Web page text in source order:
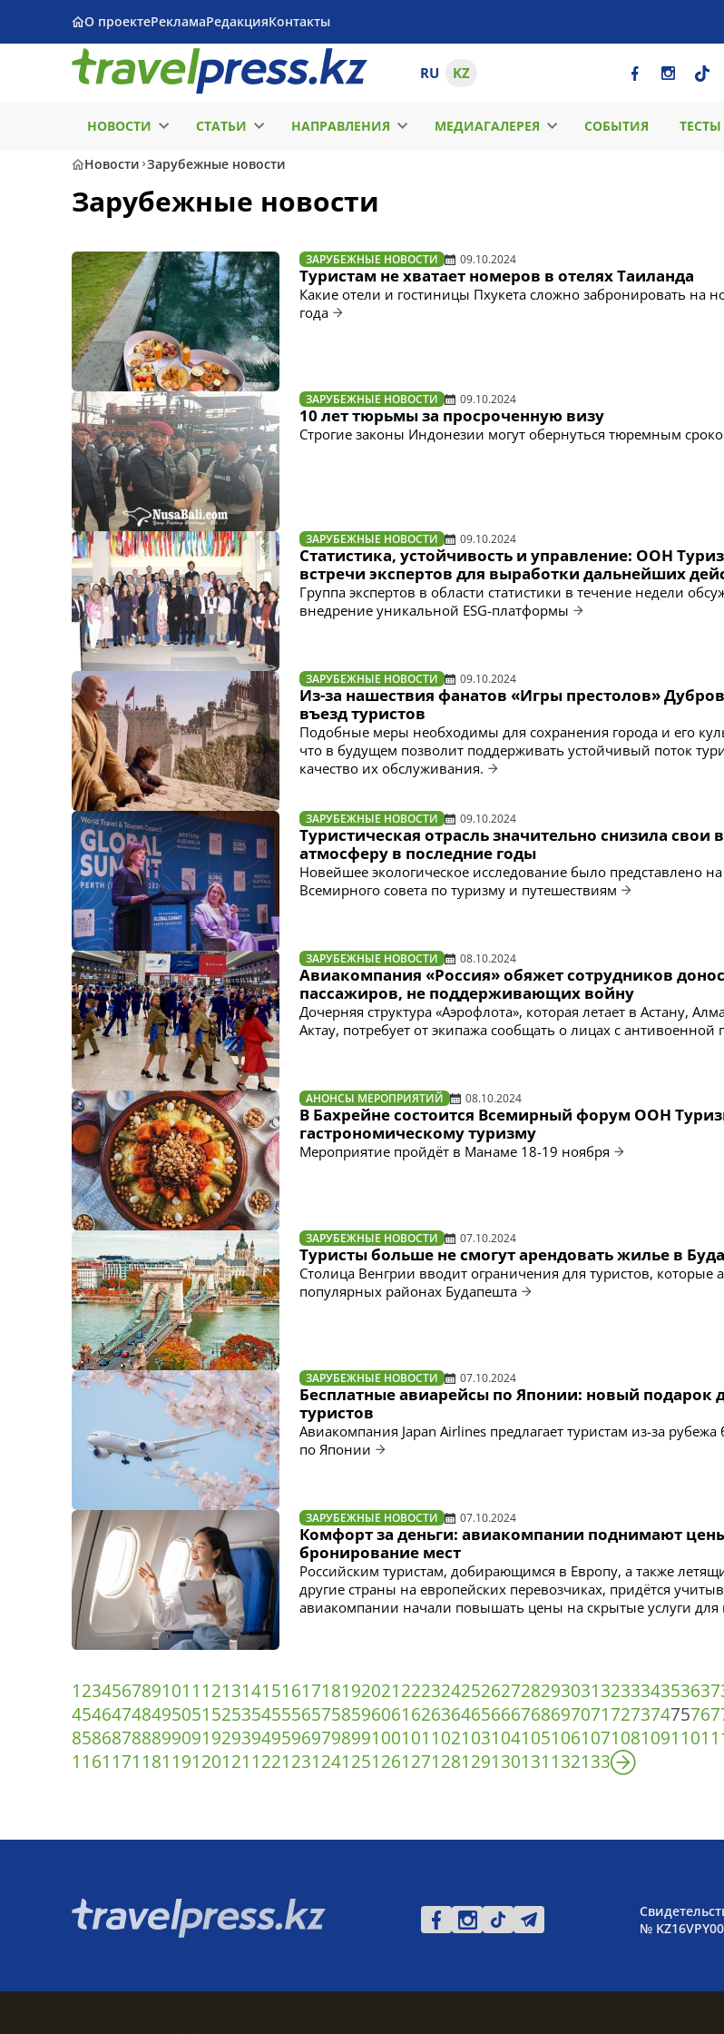
О проектеРекламаРедакцияКонтакты
RU KZ
НОВОСТИ СТАТЬИ НАПРАВЛЕНИЯ МЕДИАГАЛЕРЕЯ СОБЫТИЯ ТЕСТЫ
Новости Зарубежные новости
Зарубежные новости
ЗАРУБЕЖНЫЕ НОВОСТИ 09.10.2024
Туристам не хватает номеров в отелях Таиланда
Какие отели и гостиницы Пхукета сложно забронировать на
года
ЗАРУБЕЖНЫЕ НОВОСТИ 09.10.2024
10 лет тюрьмы за просроченную визу
Строгие законы Индонезии могут обернуться тюремным
ЗАРУБЕЖНЫЕ НОВОСТИ 09.10.2024
Статистика, устойчивость и управление: ООН
встречи экспертов для выработки дальнейших
Группа экспертов в области статистики в течение недели
внедрение уникальной ESG-платформы
ЗАРУБЕЖНЫЕ НОВОСТИ 09.10.2024
Из-за нашествия фанатов «Игры престолов»
въезд туристов
Подобные меры необходимы для сохранения города и его
что в будущем позволит поддерживать устойчивый поток
качество их обслуживания.
ЗАРУБЕЖНЫЕ НОВОСТИ 09.10.2024
Туристическая отрасль значительно снизила свои
атмосферу в последние годы
Новейшее экологическое исследование было представлено
Всемирного совета по туризму и путешествиям
ЗАРУБЕЖНЫЕ НОВОСТИ 08.10.2024
Авиакомпания «Россия» обяжет сотрудников
пассажиров, не поддерживающих войну
Дочерняя структура «Аэрофлота», которая летает в Астану,
Актау, потребует от экипажа сообщать о лицах с антивоенной
АНОНСЫ МЕРОПРИЯТИЙ 08.10.2024
В Бахрейне состоится Всемирный форум ООН
гастрономическому туризму
Мероприятие пройдёт в Манаме 18-19 ноября
ЗАРУБЕЖНЫЕ НОВОСТИ 07.10.2024
Туристы больше не смогут арендовать жилье в
Столица Венгрии вводит ограничения для туристов, которые
популярных районах Будапешта
ЗАРУБЕЖНЫЕ НОВОСТИ 07.10.2024
Бесплатные авиарейсы по Японии: новый подарок
туристов
Авиакомпания Japan Airlines предлагает туристам из-за
по Японии
ЗАРУБЕЖНЫЕ НОВОСТИ 07.10.2024
Комфорт за деньги: авиакомпании поднимают
бронирование мест
Российским туристам, добирающимся в Европу, а также
другие страны на европейских перевозчиках, придётся
авиакомпании начали повышать цены на скрытые услуги для
1234567891011 1213141516171819202122232425262728293031323334353637
4546474849505152535455565758596061626364656667686970717273747576
858687888990919293949596979899100101 102103104105106107108109110
116117118119120121 122123124125126127128129130131 132133
№